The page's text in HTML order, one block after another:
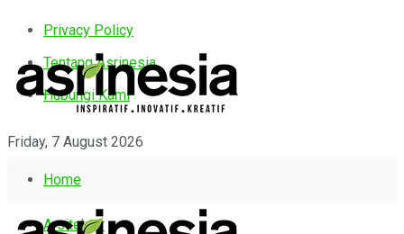
Privacy Policy
Tentang Asrinesia
Hubungi Kami
Friday, 7 August 2026
Home
Arsitektur